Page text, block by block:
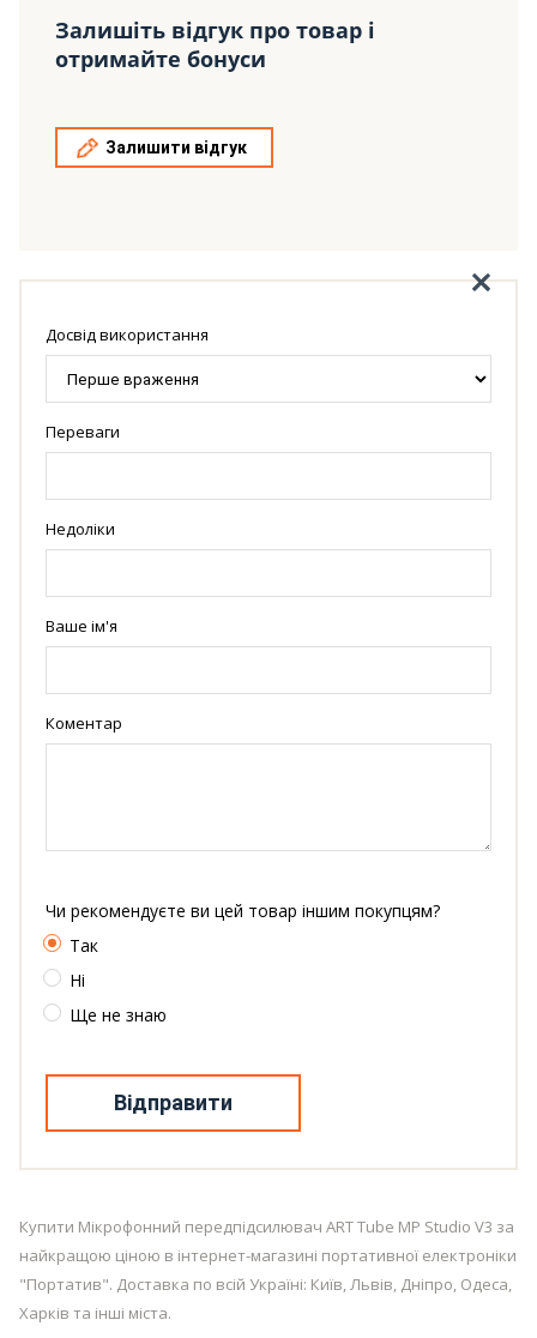
Залишіть відгук про товар і
отримайте бонуси
Залишити відгук
Досвід використання
Переваги
Недоліки
Ваше ім'я
Коментар
Чи рекомендуєте ви цей товар іншим покупцям?
Так
Ні
Ще не знаю
Відправити
Купити Мікрофонний передпідсилювач ART Tube MP Studio V3 за
найкращою ціною в інтернет-магазині портативної електроніки
"Портатив". Доставка по всій Україні: Київ, Львів, Дніпро, Одеса,
Харків та інші міста.